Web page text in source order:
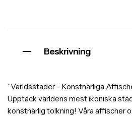
Beskrivning
”Världsstäder – Konstnärliga
Upptäck världens mest ikoniska
konstnärlig tolkning! Våra affischer